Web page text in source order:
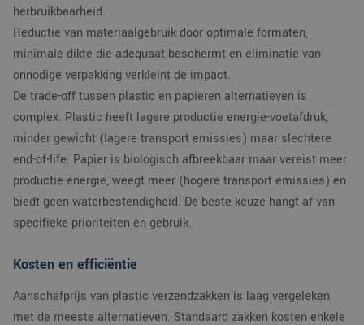
herbruikbaarheid.
Reductie van materiaalgebruik door optimale formaten,
minimale dikte die adequaat beschermt en eliminatie van
onnodige verpakking verkleint de impact.
De trade-off tussen plastic en papieren alternatieven is
complex. Plastic heeft lagere productie energie-voetafdruk,
minder gewicht (lagere transport emissies) maar slechtere
end-of-life. Papier is biologisch afbreekbaar maar vereist meer
productie-energie, weegt meer (hogere transport emissies) en
biedt geen waterbestendigheid. De beste keuze hangt af van
specifieke prioriteiten en gebruik.
Kosten en efficiëntie
Aanschafprijs van plastic verzendzakken is laag vergeleken
met de meeste alternatieven. Standaard zakken kosten enkele